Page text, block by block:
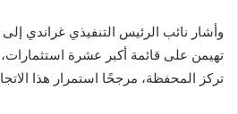
وأشار نائب الرئيس التنفيذي غراندي
تهيمن على قائمة أكبر عشرة
تركز المحفظة، مرجحًا استمرار هذا الاتجاه